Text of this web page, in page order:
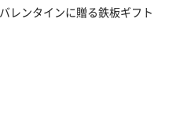
バレンタインに贈る鉄板ギフト